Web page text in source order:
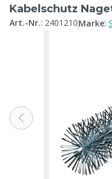
Kabelschutz
Art.-Nr.: 2401210Marke: